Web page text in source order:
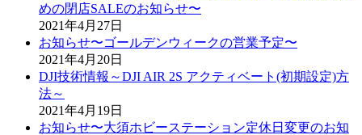
めの閉店SALEのお知らせ〜
2021年4月27日
お知らせ〜ゴールデンウィークの営業予定〜
2021年4月20日
DJI技術情報～DJI AIR 2S アクティベート(初期設定)方
法～
2021年4月19日
お知らせ〜大須ホビーステーション定休日変更のお知